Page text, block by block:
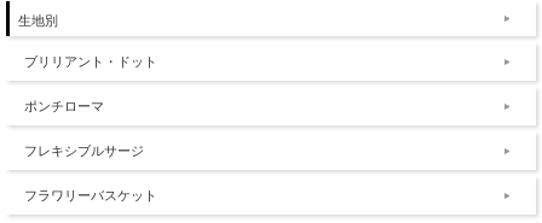
生地別
ブリリアント・ドット
ポンチローマ
フレキシブルサージ
フラワリーバスケット